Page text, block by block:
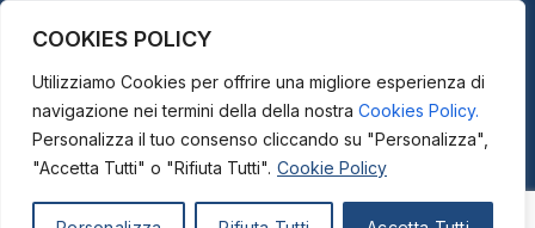
COOKIES POLICY
Utilizziamo Cookies per offrire una migliore esperienza di
navigazione nei termini della della nostra Cookies Policy.
Personalizza il tuo consenso cliccando su "Personalizza",
"Accetta Tutti" o "Rifiuta Tutti". Cookie Policy
CONTATTI
© 2025-2026ICC S.r.l. - P. IVA.03950630875 |